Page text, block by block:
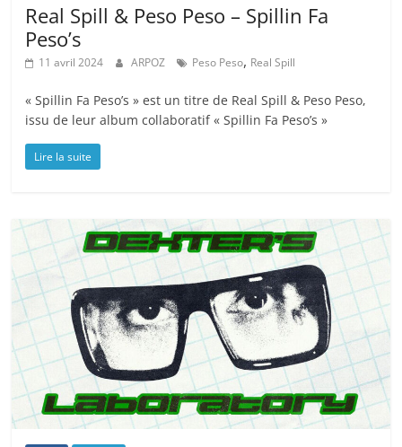
Real Spill & Peso Peso – Spillin Fa
Peso’s
11 avril 2024 ARPOZ Peso Peso, Real Spill
« Spillin Fa Peso’s » est un titre de Real Spill & Peso Peso,
issu de leur album collaboratif « Spillin Fa Peso’s »
Lire la suite